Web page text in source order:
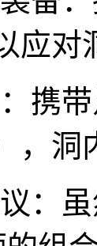
应对
携
，洞
：